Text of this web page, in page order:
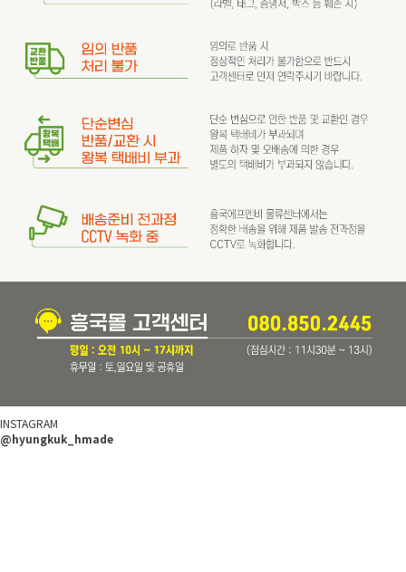
INSTAGRAM
@hyungkuk_hmade